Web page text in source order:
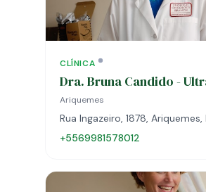
CLÍNICA
Dra. Bruna Candido -
Ariquemes
Rua Ingazeiro, 1878,
+5569981578012